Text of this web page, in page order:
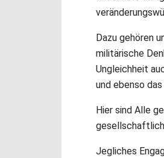
Dazu gehören
militärische
Ungleichheit
und ebenso
Hier sind Alle
Jegliches